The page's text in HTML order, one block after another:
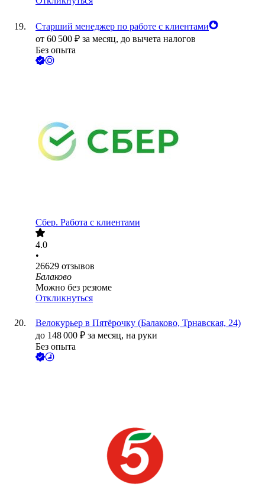
Старший менеджер по работе с клиентами
от 60 500 ₽ за месяц, до вычета налогов
Без опыта
Сбер. Работа с клиентами
4.0
•
26629 отзывов
Балаково
Можно без резюме
Откликнуться
Велокурьер в Пятёрочку (Балаково, Трнавская, 24)
до 148 000 ₽ за месяц, на руки
Без опыта